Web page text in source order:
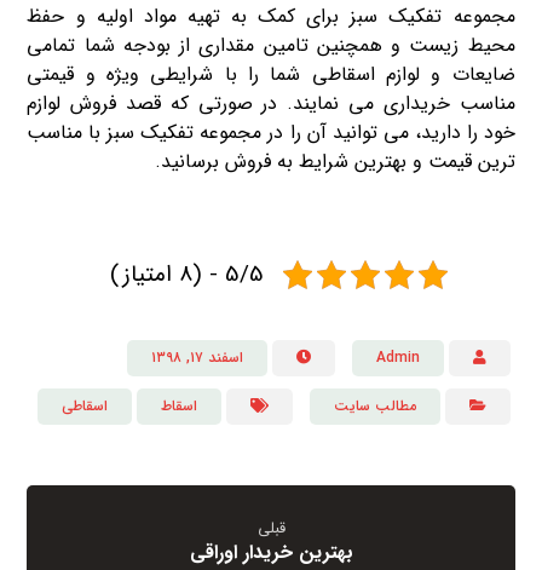
مجموعه تفکیک سبز برای کمک به تهیه مواد اولیه و حفظ
محیط زیست و همچنین تامین مقداری از بودجه شما تمامی
ضایعات و لوازم اسقاطی شما را با شرایطی ویژه و قیمتی
مناسب خریداری می نمایند. در صورتی که قصد فروش لوازم
خود را دارید، می توانید آن را در مجموعه تفکیک سبز با مناسب
ترین قیمت و بهترین شرایط به فروش برسانید.
5/5 - (8 امتیاز)
Admin اسفند ۱۷, ۱۳۹۸
مطالب سایت اسقاط اسقاطی
قبلی
بهترین خریدار اوراقی